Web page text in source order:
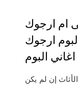
ام ارجوك
ارجوك
البوم
إن لم يكن